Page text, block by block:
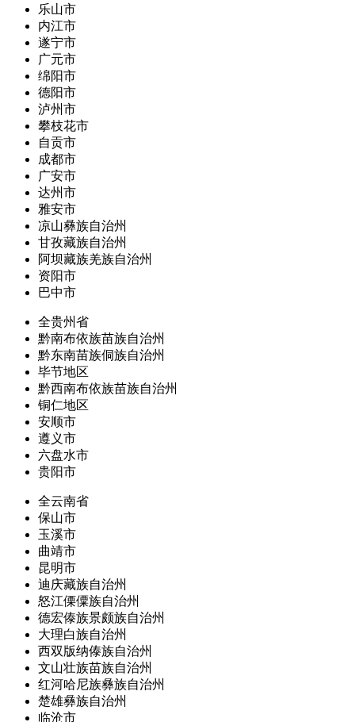
乐山市
内江市
遂宁市
广元市
绵阳市
德阳市
泸州市
攀枝花市
自贡市
成都市
广安市
达州市
雅安市
凉山彝族自治州
甘孜藏族自治州
阿坝藏族羌族自治州
资阳市
巴中市
全贵州省
黔南布依族苗族自治州
黔东南苗族侗族自治州
毕节地区
黔西南布依族苗族自治州
铜仁地区
安顺市
遵义市
六盘水市
贵阳市
全云南省
保山市
玉溪市
曲靖市
昆明市
迪庆藏族自治州
怒江傈僳族自治州
德宏傣族景颇族自治州
大理白族自治州
西双版纳傣族自治州
文山壮族苗族自治州
红河哈尼族彝族自治州
楚雄彝族自治州
临沧市